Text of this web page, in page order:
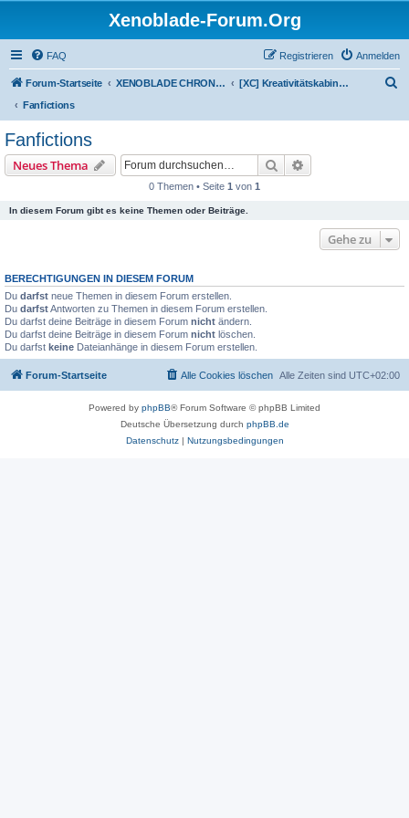
Xenoblade-Forum.Org
FAQ Anmelden
Registrieren
Forum-Startseite XENOBLADE CHRONICLES / DEFINITIVE EDITION / FUTURE CONNECTED
[XC] Kreativitätskabinett
Fanfictions
Fanfictions
Neues Thema Suche
0 Themen • Seite 1 von 1
In diesem Forum gibt es keine Themen oder Beiträge.
Gehe zu
BERECHTIGUNGEN IN DIESEM FORUM
Du darfst neue Themen in diesem Forum erstellen.
Du darfstAntworten zu Themen in diesem Forum erstellen.
Du darfst deine Beiträge in diesem Forum nicht ändern.
Du darfst deine Beiträge in diesem Forum nicht löschen.
Du darfst keine Dateianhänge in diesem Forum erstellen.
Forum-Startseite Alle Zeiten sind UTC+02:00
Alle Cookies löschen
Powered by phpBB® Forum Software © phpBB Limited
Deutsche Übersetzung durch phpBB.de
Datenschutz| Nutzungsbedingungen